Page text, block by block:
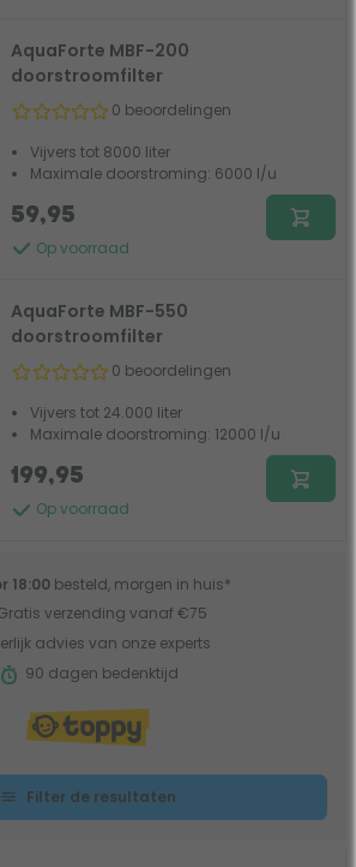
AquaForte MBF-200
doorstroomfilter
0 beoordelingen
Vijvers tot 8000 liter
Maximale doorstroming: 6000 l/u
Op voorraad
59,95
AquaForte MBF-550
doorstroomfilter
0 beoordelingen
Vijvers tot 24.000 liter
Maximale doorstroming: 12000 l/u
Op voorraad
199,95
18:00 besteld, morgen in huis*
verzending vanaf €75
advies van onze experts
90 dagen bedenktijd
Filter de resultaten